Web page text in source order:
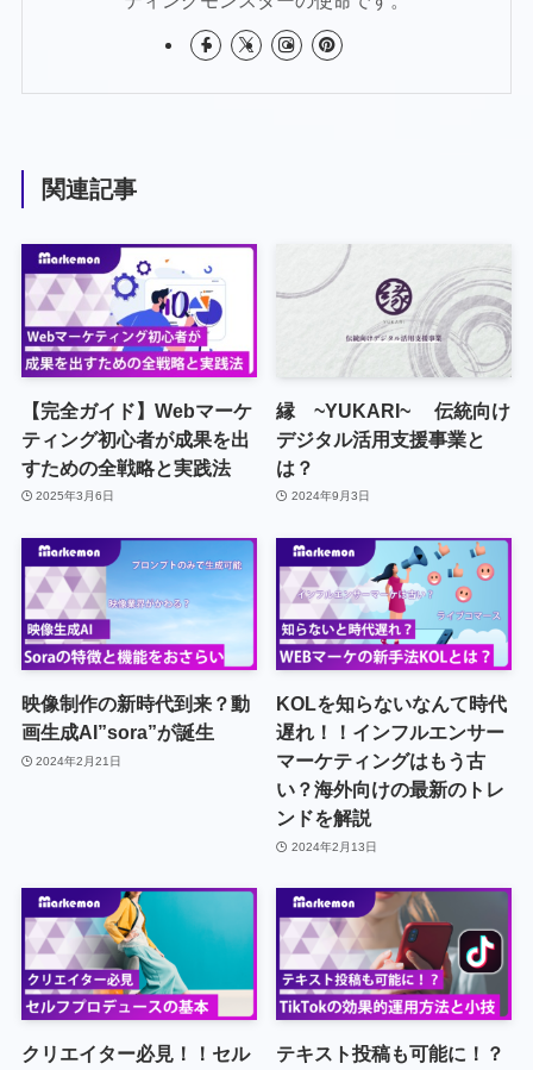
関連記事
【完全ガイド】Webマーケ
ティング初心者が成果を出
すための全戦略と実践法
2025年3月6日
縁 ~YUKARI~ 伝統向け
デジタル活用支援事業と
は？
2024年9月3日
映像制作の新時代到来？動
画生成AI”sora”が誕生
2024年2月21日
KOLを知らないなんて時代
遅れ！！インフルエンサー
マーケティングはもう古
い？海外向けの最新のトレ
ンドを解説
2024年2月13日
クリエイター必見！！セル
テキスト投稿も可能に！？